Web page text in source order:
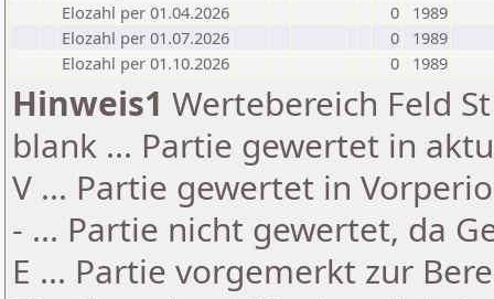
Elozahl per 01.04.2026
0
1989
Elozahl per 01.07.2026
0
1989
Elozahl per 01.10.2026
0 1989
Hinweis1 Wertebereich Feld
blank ... Partie gewertet in
V ... Partie gewertet in
- ... Partie nicht gewertet, da
E ... Partie vorgemerkt zur